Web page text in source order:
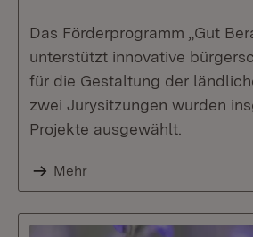
Das Förderprogramm „Gut
unterstützt innovative
für die Gestaltung der
zwei Jurysitzungen wurden
Projekte ausgewählt.
Mehr